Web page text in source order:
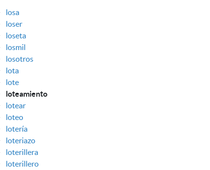
losa
loser
loseta
losmil
losotros
lota
lote
loteamiento
lotear
loteo
lotería
loteriazo
loterillera
loterillero